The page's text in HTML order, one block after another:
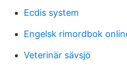
Ecdis system
Engelsk rimordbok
Veterinär sävsjö